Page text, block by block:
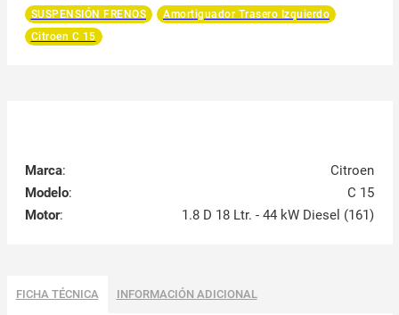
SUSPENSIÓN FRENOS
Amortiguador Trasero Izquierdo
Citroen C 15
Marca:
Citroen
Modelo:
C 15
Motor: 1.8 D 18 Ltr. - 44 kW Diesel (161)
FICHA TÉCNICA INFORMACIÓN ADICIONAL